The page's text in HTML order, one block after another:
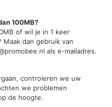
100MB?
of wil je in 1 keer
dan gebruik van
als e-mailadres.
controleren we uw
we problemen
de hoogte.